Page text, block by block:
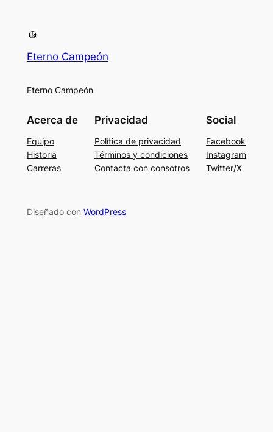
Eterno Campeón
Eterno Campeón
Acerca de
Equipo
Historia
Carreras
Privacidad
Política de privacidad
Términos y condiciones
Contacta con consotros
Social
Facebook
Instagram
Twitter/X
Diseñado con WordPress